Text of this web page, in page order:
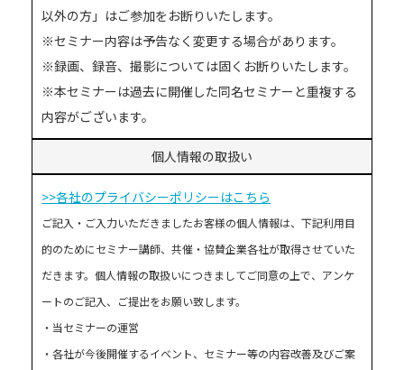
以外の方」はご参加をお断りいたします。
※セミナー内容は予告なく変更する場合があります。
※録画、録音、撮影については固くお断りいたします。
※本セミナーは過去に開催した同名セミナーと重複する
内容がございます。
個人情報の取扱い
>>各社のプライバシーポリシーはこちら
ご記入・ご入力いただきましたお客様の個人情報は、下記利用目
的のためにセミナー講師、共催・協賛企業各社が取得させていた
だきます。個人情報の取扱いにつきましてご同意の上で、アンケ
ートのご記入、ご提出をお願い致します。
・当セミナーの運営
・各社が今後開催するイベント、セミナー等の内容改善及びご案